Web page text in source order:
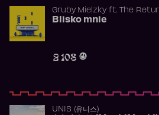
Gruby Mielzkyft. The
Blisko mnie
2 108
UNIS (유니스)